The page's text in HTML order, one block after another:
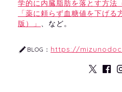
学的に内臓脂肪を落とす方法
「薬に頼らず血糖値を下げる
版）」 、など。
BLOG： https://